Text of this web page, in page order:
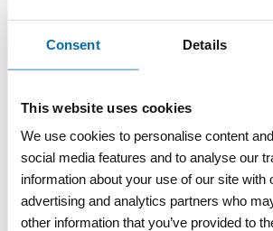
Consent Details
This website uses cookies
We use cookies to personalise content
social media features and to analyse our
information about your use of our site with
advertising and analytics partners who
other information that you’ve provided to
Gerelateerde producten